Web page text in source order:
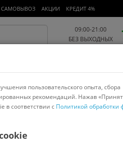
САМОВЫВОЗ АКЦИИ КРЕДИТ 4%
09:00-21:00
БЕЗ ВЫХОДНЫХ
Детям и мамам Красота и
спорт
пользовательского опыта, сбора
рекомендаций. Нажав
в соответствии с Политикой обработки